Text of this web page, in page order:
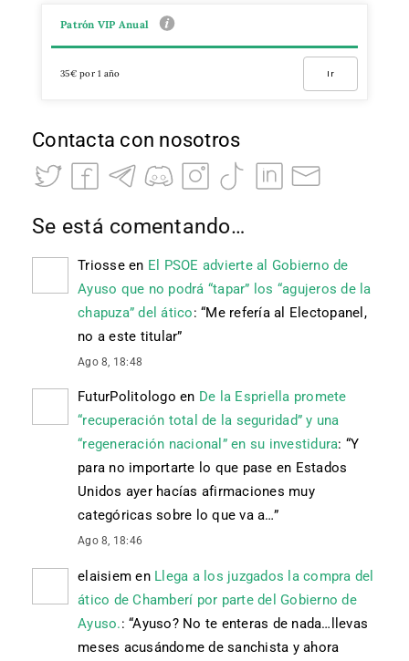
Patrón VIP Anual
35€ por 1 año Ir
Contacta con nosotros
Se está comentando…
Triosseen El PSOE advierte al Gobierno de
Ayuso que no podrá “tapar” los “agujeros de la
chapuza” del ático: “Me refería al Electopanel,
no a este titular”
Ago 8, 18:48
FuturPolitologo en De la Espriella promete
“recuperación total de la seguridad” y una
“regeneración nacional” en su investidura: “Y
para no importarte lo que pase en Estados
Unidos ayer hacías afirmaciones muy
categóricas sobre lo que va a…”
Ago 8, 18:46
elaisiem en Llega a los juzgados la compra del
ático de Chamberí por parte del Gobierno de
Ayuso.: “Ayuso? No te enteras de nada…llevas
meses acusándome de sanchista y ahora